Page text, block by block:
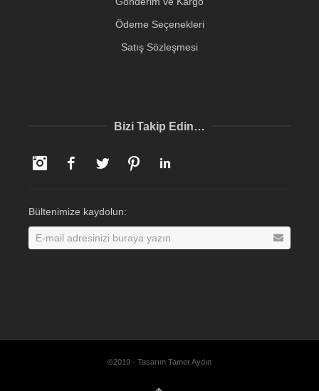
Ödeme Seçenekleri
Satış Sözleşmesi
Bizi Takip Edin…
InstagramFacebookTwitter Pinterest
Bültenimize kaydolun:
©2019 · Tasarım Tamer Aydın